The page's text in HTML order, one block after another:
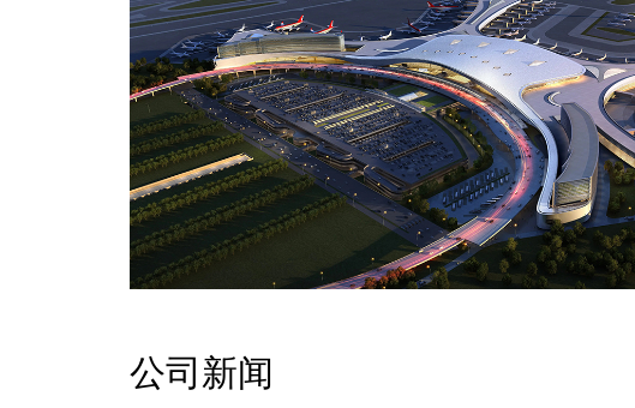
公司新闻